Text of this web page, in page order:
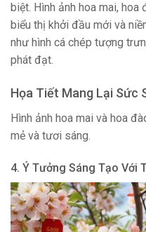
biệt. Hình ảnh hoa mai,
biểu thị khởi đầu mới và
như hình cá chép tượng
phát đạt.
Họa Tiết Mang Lại Sức
Hình ảnh hoa mai và hoa
mẻ và tươi sáng.
4. Ý Tưởng Sáng Tạo Với